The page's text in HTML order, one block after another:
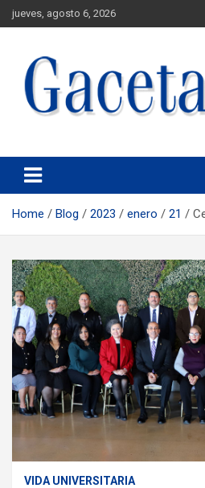
jueves, agosto 6, 2026
Gaceta UACJ
Home Blog 2023 enero 21
VIDA UNIVERSITARIA